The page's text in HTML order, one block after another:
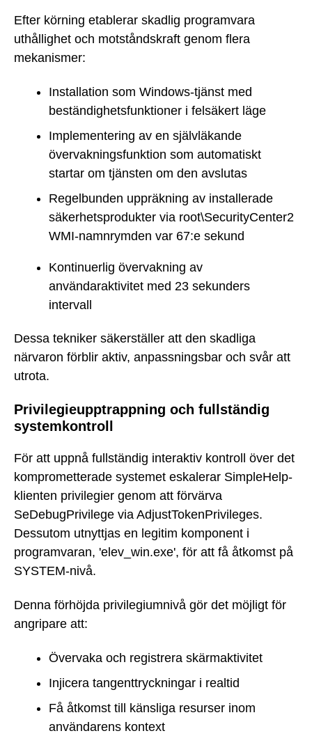
Efter körning etablerar skadlig programvara
uthållighet och motståndskraft genom flera
mekanismer:
Installation som Windows-tjänst med
beständighetsfunktioner i felsäkert läge
Implementering av en självläkande
övervakningsfunktion som automatiskt
startar om tjänsten om den avslutas
Regelbunden uppräkning av installerade
säkerhetsprodukter via root\SecurityCenter2
WMI-namnrymden var 67:e sekund
Kontinuerlig övervakning av
användaraktivitet med 23 sekunders
intervall
Dessa tekniker säkerställer att den skadliga
närvaron förblir aktiv, anpassningsbar och svår att
utrota.
Privilegieupptrappning och fullständig
systemkontroll
För att uppnå fullständig interaktiv kontroll över det
komprometterade systemet eskalerar SimpleHelp-
klienten privilegier genom att förvärva
SeDebugPrivilege via AdjustTokenPrivileges.
Dessutom utnyttjas en legitim komponent i
programvaran, 'elev_win.exe', för att få åtkomst på
SYSTEM-nivå.
Denna förhöjda privilegiumnivå gör det möjligt för
angripare att:
Övervaka och registrera skärmaktivitet
Injicera tangenttryckningar i realtid
Få åtkomst till känsliga resurser inom
användarens kontext